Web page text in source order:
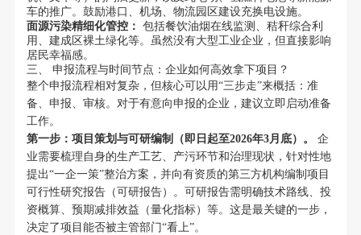
车的推广。鼓励港口、机场、物流园区建设充换电设施。
面源污染精细化管控： 包括餐饮油烟在线监测、秸秆综合利
用、建成区裸土绿化等。虽然没有大型工业企业，但直接影响
居民幸福感。
三、 申报流程与时间节点：企业如何高效拿下项目？
整个申报流程相对复杂，但核心可以用“三步走”来概括：准
备、申报、审核。对于有意向申报的企业，建议立即启动准备
工作。
第一步：项目策划与可研编制（即日起至2026年3月底）。
企
业需要梳理自身的生产工艺、产污环节和治理现状，针对性地
提出“一企一策”整治方案，并向有资质的第三方机构编制项目
可行性研究报告（可研报告）。可研报告需明确技术路线、投
资概算、预期减排效益（量化指标）等。这是最关键的一步，
决定了项目能否被主管部门“看上”。